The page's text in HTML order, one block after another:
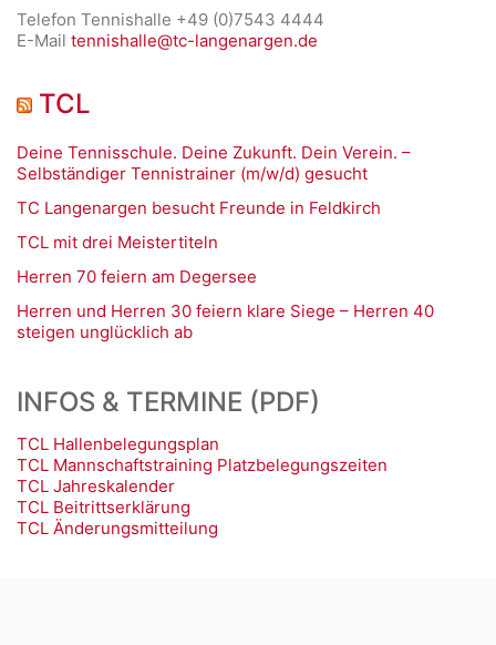
Telefon Tennishalle +49 (0)7543 4444
E-Mail tennishalle@tc-langenargen.de
TCL
Deine Tennisschule. Deine Zukunft. Dein Verein. –
Selbständiger Tennistrainer (m/w/d) gesucht
TC Langenargen besucht Freunde in Feldkirch
TCL mit drei Meistertiteln
Herren 70 feiern am Degersee
Herren und Herren 30 feiern klare Siege – Herren 40
steigen unglücklich ab
INFOS & TERMINE (PDF)
TCL Hallenbelegungsplan
TCL Mannschaftstraining Platzbelegungszeiten
TCL Jahreskalender
TCL Beitrittserklärung
TCL Änderungsmitteilung